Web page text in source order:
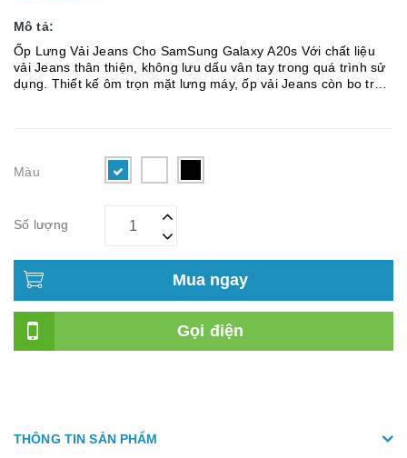
Mô tả:
Ốp Lưng Vải Jeans Cho SamSung Galaxy A20s Với chất liệu
vải Jeans thân thiện, không lưu dấu vân tay trong quá trình sử
dụng. Thiết kế ôm trọn mặt lưng máy, ốp vải Jeans còn bo trọn
Màu
Số lượng
Mua ngay
Gọi điện
THÔNG TIN SẢN PHẨM